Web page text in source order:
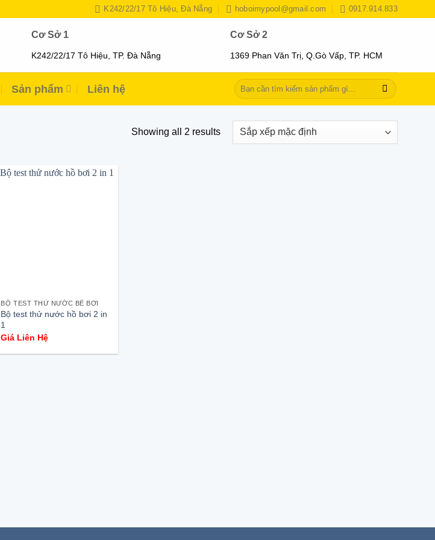
K242/22/17 Tô Hiệu, Đà Nẵng hoboimypool@gmail.com 0917.914.833
Cơ Sở 1
K242/22/17 Tô Hiệu, TP. Đà Nẵng
Cơ Sở 2
1369 Phan Văn Trị, Q.Gò Vấp, TP. HCM
Sản phẩm Liên hệ
Tìm
kiếm:
Showing all 2 results
BỘ TEST THỬ NƯỚC BỂ BƠI
Bộ test thử nước hồ bơi 2 in
1
Giá Liên Hệ